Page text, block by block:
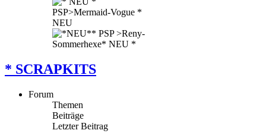
* SCRAPKITS
Forum
Themen
Beiträge
Letzter Beitrag